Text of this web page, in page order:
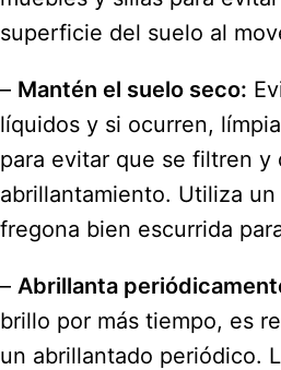
superficie del suelo al
– Mantén el suelo seco:
líquidos y si ocurren,
para evitar que se filtren y
abrillantamiento. Utiliza
fregona bien escurrida
– Abrillanta
brillo por más tiempo, es
un abrillantado periódico.